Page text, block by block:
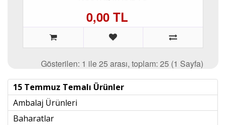
0,00 TL
Gösterilen: 1 ile 25 arası, toplam: 25 (1 Sayfa)
15 Temmuz Temalı Ürünler
Ambalaj Ürünleri
Baharatlar